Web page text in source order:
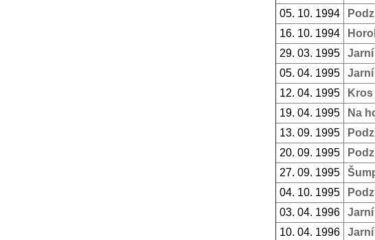
05. 10. 1994
16. 10. 1994
29. 03. 1995
05. 04. 1995
12. 04. 1995
19. 04. 1995
Na
13. 09. 1995
20. 09. 1995
27. 09. 1995
04. 10. 1995
03. 04. 1996
10. 04. 1996